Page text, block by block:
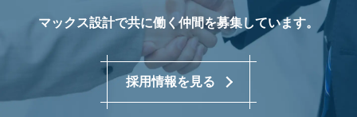
マックス設計で共に働く仲間を募集しています。
採用情報を見る